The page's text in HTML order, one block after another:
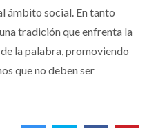
ámbito social. En tanto
tradición que enfrenta la
la palabra, promoviendo
que no deben ser